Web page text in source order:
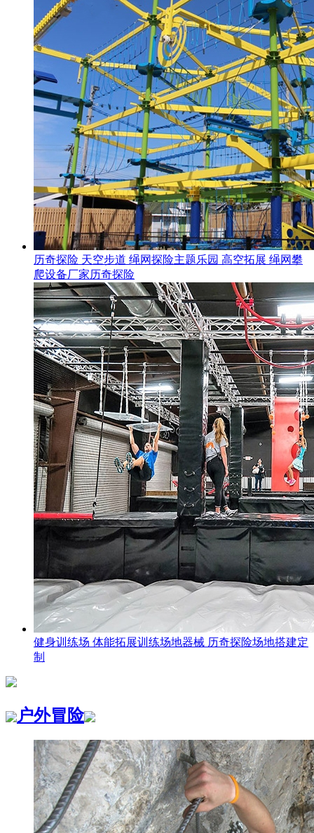
历奇探险 天空步道 绳网探险主题乐园 高空拓展 绳网攀
爬设备厂家历奇探险
健身训练场 体能拓展训练场地器械 历奇探险场地搭建定
制
户外冒险